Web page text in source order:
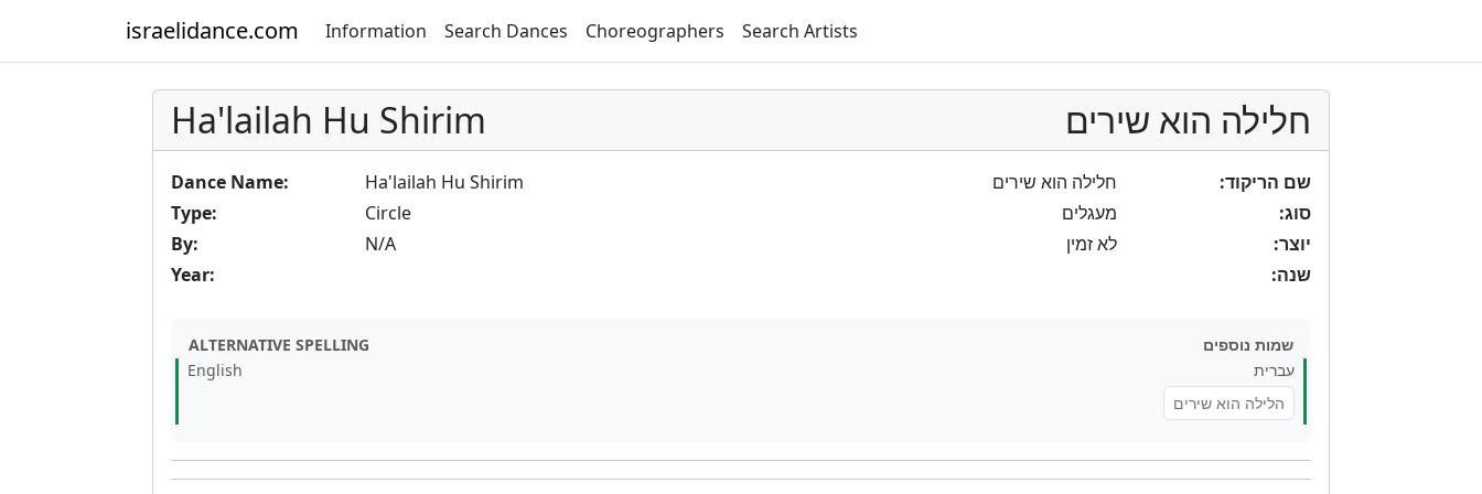
israelidance.com Information Search Dances Choreographers Search Artists
Ha'lailah Hu Shirim חלילה הוא שירים
Dance Name:
Ha'lailah Hu Shirim
Type:
Circle
By:
N/A
Year:
שם הריקוד:
חלילה הוא שירים
סוג:
מעגלים
יוצר:
לא זמין
שנה:
ALTERNATIVE SPELLING
שמות נוספים
English
עברית
הלילה הוא שירים